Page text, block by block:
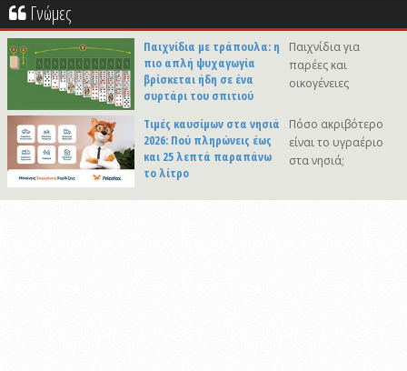
Γνώμες
Παιχνίδια με τράπουλα: η
πιο απλή ψυχαγωγία
βρίσκεται ήδη σε ένα
συρτάρι του σπιτιού
Παιχνίδια για
παρέες και
οικογένειες
Τιμές καυσίμων στα νησιά
2026: Πού πληρώνεις έως
και 25 λεπτά παραπάνω
το λίτρο
Πόσο ακριβότερο
είναι το υγραέριο
στα νησιά;